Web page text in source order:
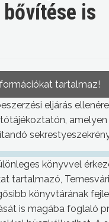
is
tartalmaz!
eljárás
könyvvel
tartalmazó,
könyvtárának
is magába foglaló